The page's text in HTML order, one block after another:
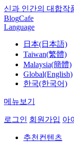
신과 인간의 대합작
BlogCafe
Language
日本(日本語)
Taiwan(繁體)
Malaysia(簡體)
Global(English)
한국(한국어)
메뉴보기
로그인 회원가입 아
추천컨텐츠